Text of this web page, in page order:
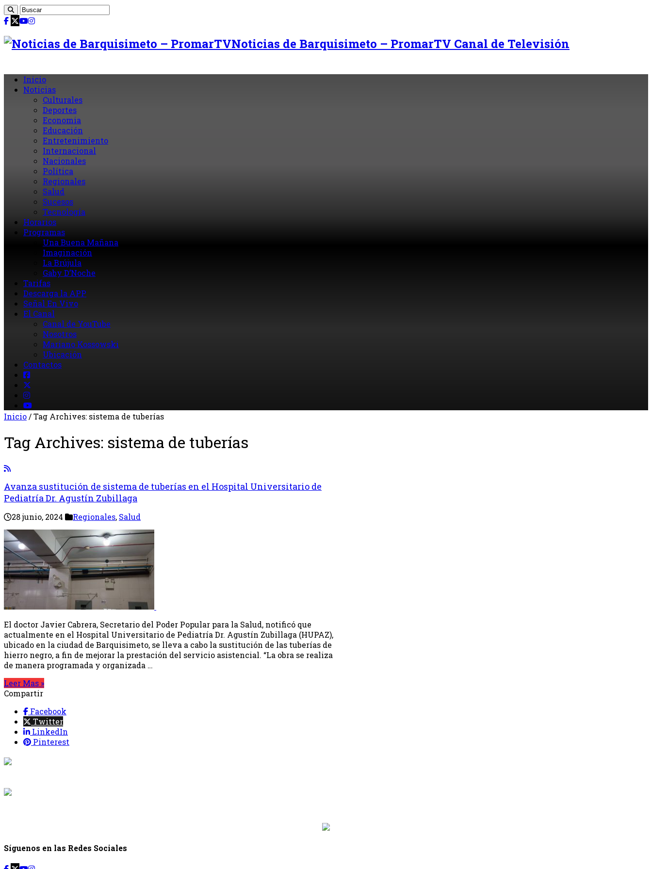
Noticias de Barquisimeto – PromarTV Canal de Televisión
Inicio
Noticias
Culturales
Deportes
Economia
Educación
Entretenimiento
Internacional
Nacionales
Política
Regionales
Salud
Sucesos
Tecnología
Horarios
Programas
Una Buena Mañana
Imaginación
La Brújula
Gaby D’Noche
Tarifas
Descarga la APP
Señal En Vivo
El Canal
Canal de YouTube
Nosotros
Mariano Kossowski
Ubicación
Contactos
Inicio/Tag Archives: sistema de tuberías
Tag Archives: sistema de tuberías
Avanza sustitución de sistema de tuberías en el Hospital Universitario de
Pediatría Dr. Agustín Zubillaga
28 junio, 2024 Regionales, Salud
El doctor Javier Cabrera, Secretario del Poder Popular para la Salud, notificó que
actualmente en el Hospital Universitario de Pediatría Dr. Agustín Zubillaga (HUPAZ),
ubicado en la ciudad de Barquisimeto, se lleva a cabo la sustitución de las tuberías de
hierro negro, a fin de mejorar la prestación del servicio asistencial. “La obra se realiza
de manera programada y organizada …
Leer Mas »
Compartir
Facebook
Twitter
LinkedIn
Pinterest
Síguenos en las Redes Sociales